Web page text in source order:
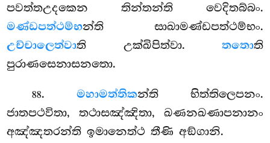
පවත්තඋදකෙන තින්තන්ති වෙදිතබ්බං.
මණ්ඩපත්ථම්භන්ති සාඛාමණ්ඩපත්ථම්භං.
උච්චාලෙත්වාති උක්ඛිපිත්වා. තතොති
පුරාණසෙනාසනතො.
88. මහාමත්තිකන්ති භිත්තිලෙපනං.
ජාතපථවිතා, තථාසඤ්ඤිතා, ඛණනඛණාපනානං
අඤ්ඤතරන්ති ඉමානෙත්ථ තීණි අඞ්ගානි.